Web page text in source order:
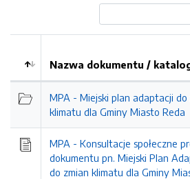
Kolejność
Nazwa dokumentu /
MPA - Miejski plan adaptacji do
klimatu dla Gminy Miasto Reda
MPA - Konsultacje społeczne
dokumentu pn. Miejski Plan
do zmian klimatu dla Gminy